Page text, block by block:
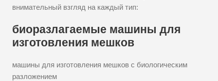
внимательный взгляд на каждый тип:
биоразлагаемые машины для
изготовления мешков
машины для изготовления мешков с биологическим
разложением